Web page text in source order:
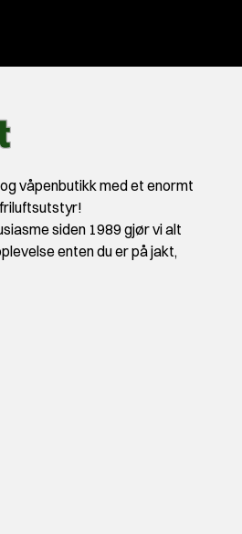
våpenbutikk med et enormt
siden 1989 gjør vi alt
enten du er på jakt,